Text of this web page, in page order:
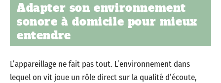
Adapter son environnement
sonore à domicile pour mieux
entendre
L’appareillage ne fait pas tout. L’environnement dans
lequel on vit joue un rôle direct sur la qualité d’écoute,